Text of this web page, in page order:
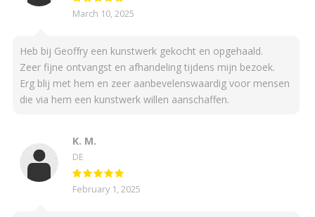
March 10, 2025
Heb bij Geoffry een kunstwerk gekocht en opgehaald.
Zeer fijne ontvangst en afhandeling tijdens mijn bezoek.
Erg blij met hem en zeer aanbevelenswaardig voor mensen
die via hem een kunstwerk willen aanschaffen.
K. M.
DE
February 1, 2025